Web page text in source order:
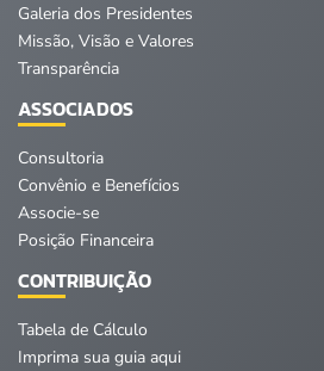
Galeria dos Presidentes
Missão, Visão e Valores
Transparência
ASSOCIADOS
Consultoria
Convênio e Benefícios
Associe-se
Posição Financeira
CONTRIBUIÇÃO
Tabela de Cálculo
Imprima sua guia aqui